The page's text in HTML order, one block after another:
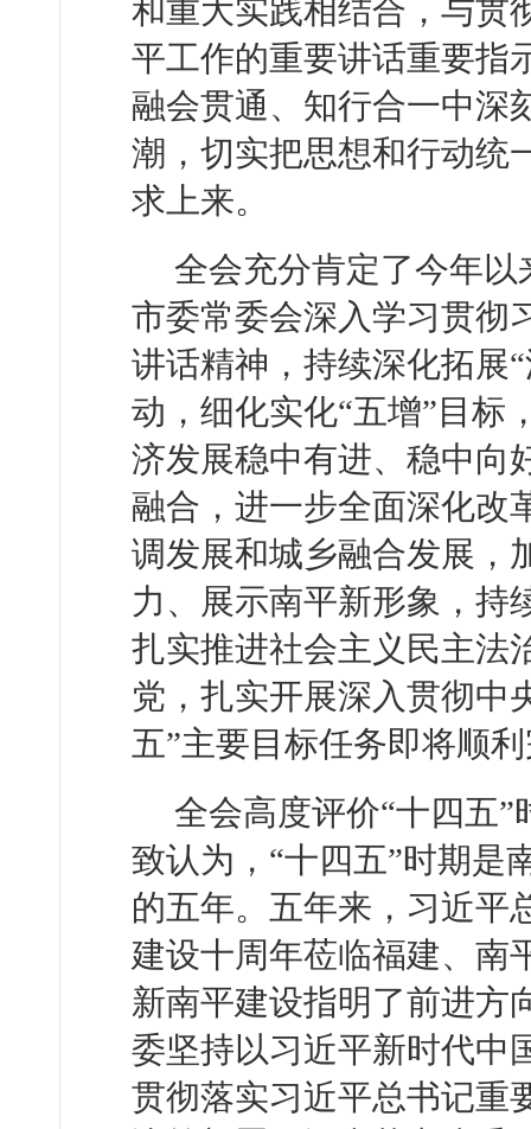
和重大实践相结合，与贯
平工作的重要讲话重要指
融会贯通、知行合一中深
潮，切实把思想和行动统
求上来。
全会充分肯定了今年
市委常委会深入学习贯彻
讲话精神，持续深化拓展
动，细化实化“五增”目标
济发展稳中有进、稳中向
融合，进一步全面深化改
调发展和城乡融合发展，
力、展示南平新形象，持
扎实推进社会主义民主法
党，扎实开展深入贯彻中
五”主要目标任务即将顺
全会高度评价“十四五
致认为，“十四五”时期是
的五年。五年来，习近平
建设十周年莅临福建、南
新南平建设指明了前进方
委坚持以习近平新时代中
贯彻落实习近平总书记重